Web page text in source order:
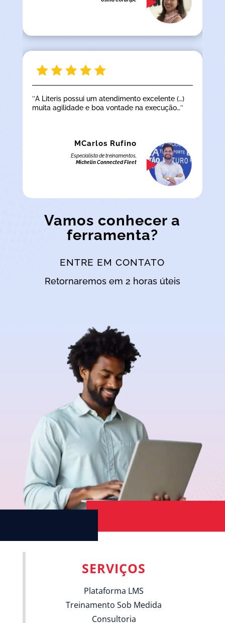
″A Literis possui um atendimento excelente (…)
muita agilidade e boa vontade na execução…″
MCarlos Rufino
Especialista de treinamentos,
Michelin Connected Fleet
Vamos conhecer a
ferramenta?
ENTRE EM CONTATO
Retornaremos em 2 horas úteis
SERVIÇOS
Plataforma LMS
Treinamento Sob Medida
Consultoria